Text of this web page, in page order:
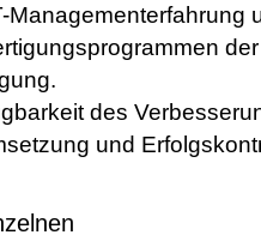
Managementerfahrung
der
des
und